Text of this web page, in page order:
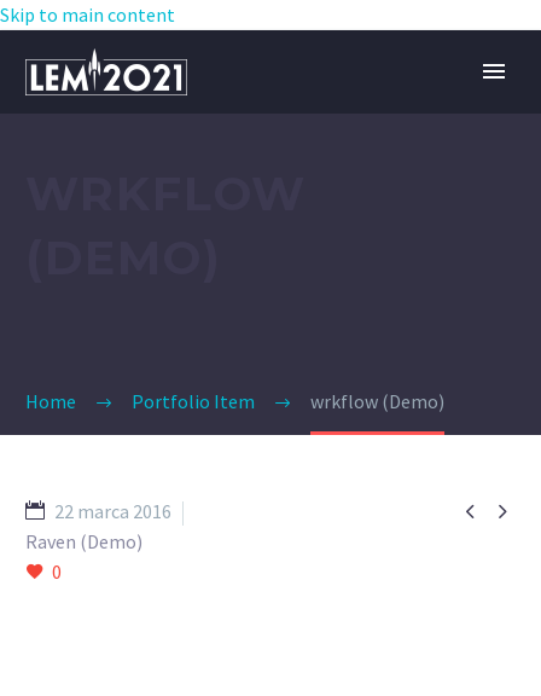
Skip to main content
Home Portfolio Item wrkflow (Demo)
 
22 marca 2016
Raven (Demo)
0